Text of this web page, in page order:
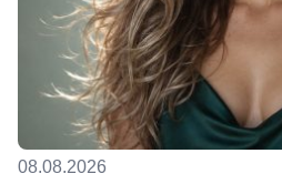
08.08.2026